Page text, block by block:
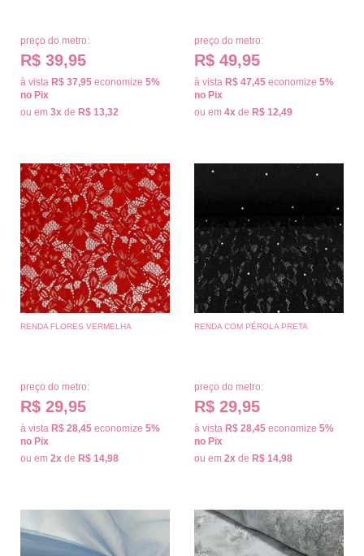
preço do metro:
R$ 39,95
à vista R$ 37,95 economize 5%
no Pix
ou em 3x de R$ 13,32
preço do metro:
R$ 49,95
à vista R$ 47,45 economize 5%
no Pix
ou em 4x de R$ 12,49
RENDA FLORES VERMELHA
preço do metro:
R$ 29,95
à vista R$ 28,45 economize 5%
no Pix
ou em 2x de R$ 14,98
RENDA COM PÉROLA PRETA
preço do metro:
R$ 29,95
à vista R$ 28,45 economize 5%
no Pix
ou em 2x de R$ 14,98